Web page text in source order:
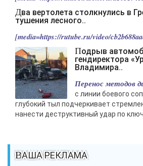
Два вертолета столкнулись в Греции во время
тушения лесного..
[media=https://rutube.ru/video/
Подрыв автомобиля
гендиректора
Владимира..
Перенос методов
с линии боевого
глубокий тыл подчеркивает
нанести деструктивный удар по
ВАША РЕКЛАМА